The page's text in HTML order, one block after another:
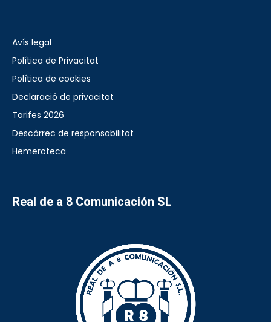
Avís legal
Política de Privacitat
Política de cookies
Declaració de privacitat
Tarifes 2026
Descàrrec de responsabilitat
Hemeroteca
Real de a 8 Comunicación SL